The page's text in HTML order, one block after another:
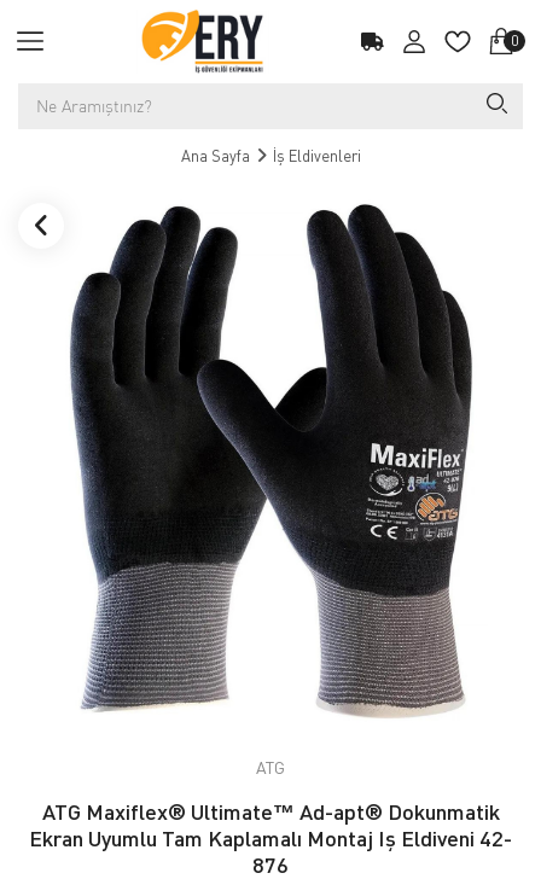
0
Ana Sayfa İş Eldivenleri
ATG
ATG Maxiflex® Ultimate™ Ad-apt® Dokunmatik
Ekran Uyumlu Tam Kaplamalı Montaj Iş Eldiveni 42-
876